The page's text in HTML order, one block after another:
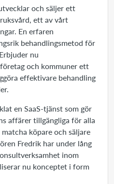
och säljer ett
ett av vårt
En erfaren
behandlingsmetod för
nu
och kommuner ett
effektivare behandling
en SaaS-tjänst som gör
affärer tillgängliga för alla
köpare och säljare
Fredrik har under lång
inom
nu konceptet i form